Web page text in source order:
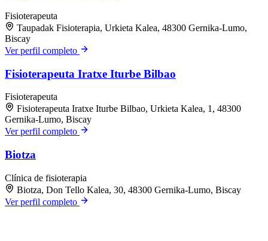
Fisioterapeuta
Taupadak Fisioterapia, Urkieta Kalea, 48300 Gernika-Lumo,
Biscay
Ver perfil completo
Fisioterapeuta Iratxe Iturbe Bilbao
Fisioterapeuta
Fisioterapeuta Iratxe Iturbe Bilbao, Urkieta Kalea, 1, 48300
Gernika-Lumo, Biscay
Ver perfil completo
Biotza
Clínica de fisioterapia
Biotza, Don Tello Kalea, 30, 48300 Gernika-Lumo, Biscay
Ver perfil completo